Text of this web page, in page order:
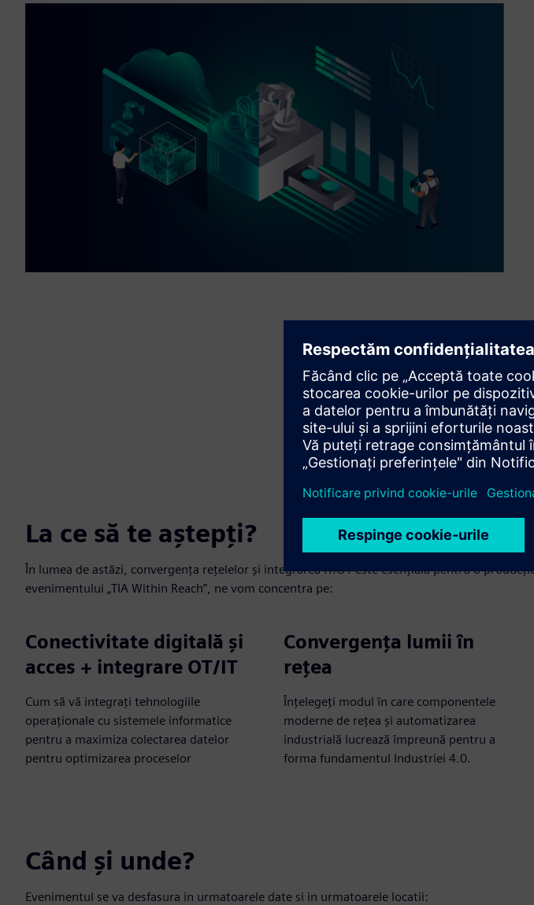
La ce să te aștepți?
În lumea de astăzi, convergența rețelelor și integrarea IT/OT este esențială pentru o
evenimentului „TIA Within Reach”, ne vom concentra pe:
Conectivitate digitală și
acces + integrare OT/IT
Cum să vă integrați tehnologiile
operaționale cu sistemele informatice
pentru a maximiza colectarea datelor
pentru optimizarea proceselor
Convergența lumii în
rețea
Înțelegeți modul în care componentele
moderne de rețea și automatizarea
industrială lucrează împreună pentru a
forma fundamentul Industriei 4.0.
Când și unde?
Evenimentul se va desfasura in urmatoarele date si in urmatoarele locatii: